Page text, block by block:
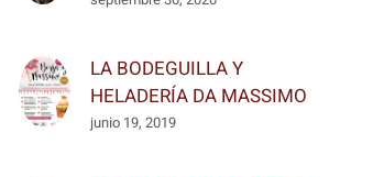
LA BODEGUILLA Y
HELADERÍA DA MASSIMO
junio 19, 2019